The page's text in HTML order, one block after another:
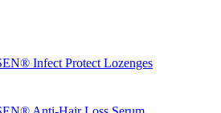
Infect Protect Lozenges